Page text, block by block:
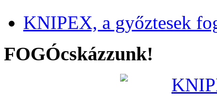
KNIPEX, a győztesek
FOGÓcskázzunk!